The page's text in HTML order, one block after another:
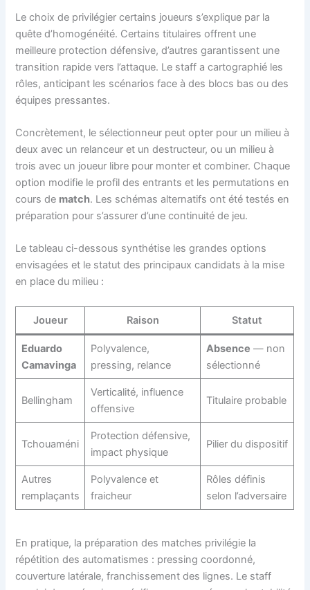
Le choix de privilégier certains joueurs s’explique par la
quête d’homogénéité. Certains titulaires offrent une
meilleure protection défensive, d’autres garantissent une
transition rapide vers l’attaque. Le staff a cartographié les
rôles, anticipant les scénarios face à des blocs bas ou des
équipes pressantes.
Concrètement, le sélectionneur peut opter pour un milieu à
deux avec un relanceur et un destructeur, ou un milieu à
trois avec un joueur libre pour monter et combiner. Chaque
option modifie le profil des entrants et les permutations en
cours de match. Les schémas alternatifs ont été testés en
préparation pour s’assurer d’une continuité de jeu.
Le tableau ci-dessous synthétise les grandes options
envisagées et le statut des principaux candidats à la mise
en place du milieu :
Joueur Raison Statut
Eduardo
Camavinga
Polyvalence,
pressing, relance
Absence — non
sélectionné
Bellingham
Verticalité, influence
offensive
Titulaire probable
Tchouaméni
Protection défensive,
impact physique
Pilier du dispositif
Autres
remplaçants
Polyvalence et
fraicheur
Rôles définis
selon l’adversaire
En pratique, la préparation des matches privilégie la
répétition des automatismes : pressing coordonné,
couverture latérale, franchissement des lignes. Le staff